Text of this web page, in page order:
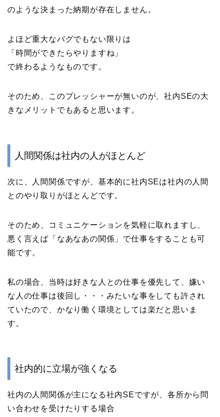
のような決まった納期が存在しません。
よほど重大なバグでもない限りは
「時間ができたらやりますね」
で終わるようなものです。
そのため、このプレッシャーが無いのが、社内SEの大
きなメリットでもあると思います。
人間関係は社内の人がほとんど
次に、人間関係ですが、基本的に社内SEは社内の人間
とのやり取りがほとんどです。
そのため、コミュニケーションを気軽に取れますし、
悪く言えば「なあなあの関係」で仕事をすることも可
能です。
私の場合、当時は好きな人との仕事を優先して、嫌い
な人の仕事は後回し・・・みたいな事をしても許され
ていたので、かなり働く環境としては楽だと思いま
す。
社内的に立場が強くなる
社内の人間関係が主になる社内SEですが、各所から問
い合わせを受けたりする場合